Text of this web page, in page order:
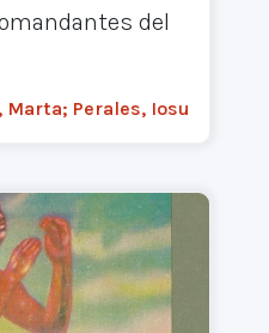
del
Marta; Perales, Iosu